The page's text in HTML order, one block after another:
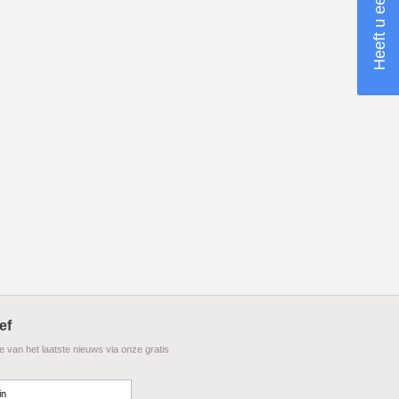
van het laatste nieuws via onze gratis